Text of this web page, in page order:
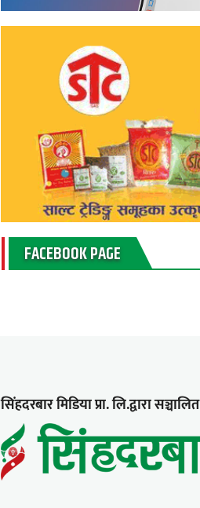
FACEBOOK PAGE
सिंहदरबार मिडिया प्रा. लि.द्वारा सञ्चालित